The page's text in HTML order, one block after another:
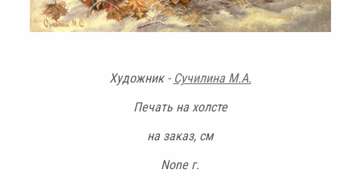
Художник - Сучилина М.А.
Печать на холсте
на заказ, см
None г.